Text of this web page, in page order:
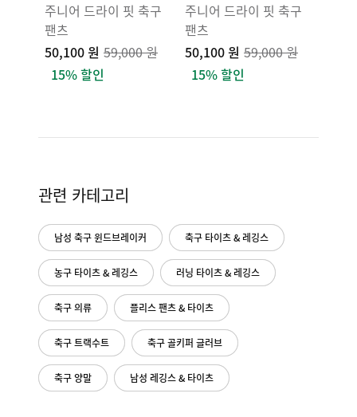
주니어 드라이 핏 축구
팬츠
50,100 원 59,000 원
15% 할인
주니어 드라이 핏 축구
팬츠
50,100 원 59,000 원
15% 할인
관련 카테고리
남성 축구 윈드브레이커 축구 타이츠 & 레깅스
농구 타이츠 & 레깅스 러닝 타이츠 & 레깅스
축구 의류 플리스 팬츠 & 타이츠
축구 트랙수트 축구 골키퍼 글러브
축구 양말 남성 레깅스 & 타이츠